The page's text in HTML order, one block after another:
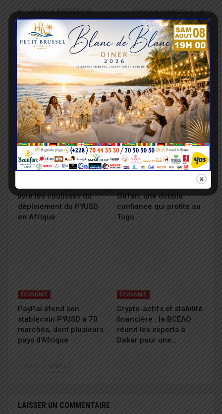
ARTICLE PRÉCÉDENT
Togo : Des poursuites
judiciaires pour
l'utilisation des images
du Président de la
République
PROCHAIN ARTICLE
7e art : "Le Job idéal", la
réalité des jeunes
diplômés transportée
au cinéma
Tout Le Texte
VOUS POURRIEZ AUSSI AIMER
ÉCONOMIE
livre les coulisses du
déploiement du PYUSD
en Afrique
ÉCONOMIE
Gafan, une double
confiance qui profite au
Togo
ÉCONOMIE
PayPal étend son
stablecoin PYUSD à 70
marchés, dont plusieurs
pays d’Afrique
ÉCONOMIE
Crypto-actifs et stabilité
financière : la BCEAO
réunit les experts à
Dakar pour une…
NEXT
LAISSER UN COMMENTAIRE